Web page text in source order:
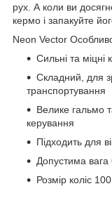
рух. А коли ви
кермо і запакуйте
Neon Vector
Сильні та міцні
Складний, для
транспортування
Велике гальмо
керування
Підходить для
Допустима вага
Розмір коліс